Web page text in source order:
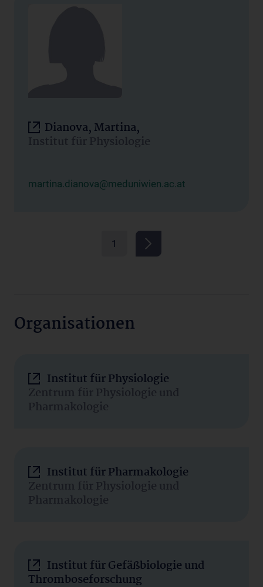
Dianova, Martina,
Institut für Physiologie
martina.dianova@meduniwien.ac.at
1
Organisationen
Institut für Physiologie
Zentrum für Physiologie und
Pharmakologie
Institut für Pharmakologie
Zentrum für Physiologie und
Pharmakologie
Institut für Gefäßbiologie und
Thromboseforschung